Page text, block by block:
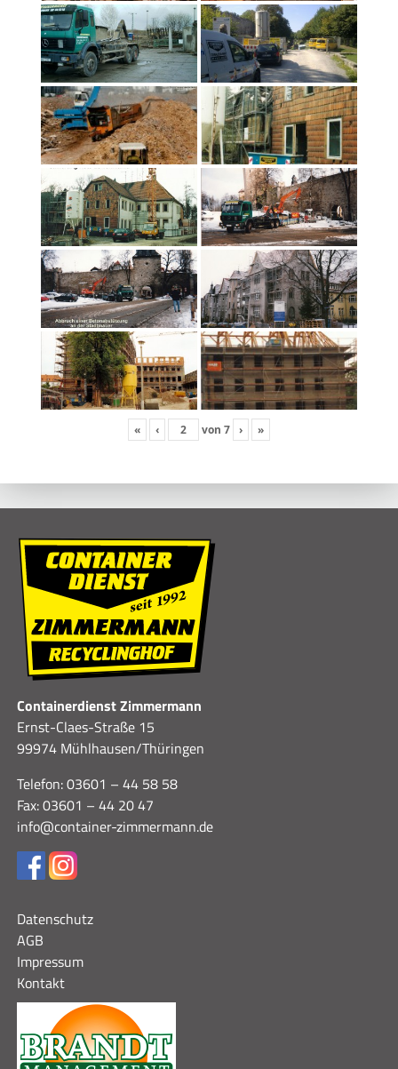
« ‹ von 7 › »
Containerdienst Zimmermann
Ernst-Claes-Straße 15
99974 Mühlhausen/Thüringen
Telefon: 03601 – 44 58 58
Fax: 03601 – 44 20 47
info@container-zimmermann.de
Datenschutz
AGB
Impressum
Kontakt